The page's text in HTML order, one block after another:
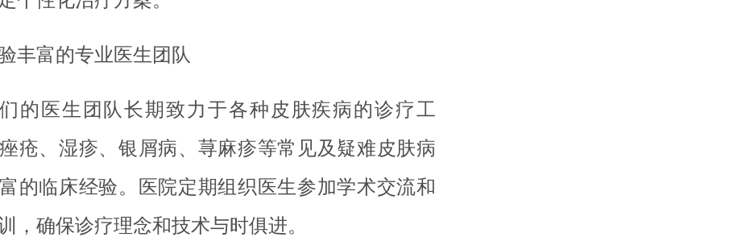
丰富的专业医生团队
的医生团队长期致力于各种皮肤疾病的诊疗工
疮、湿疹、银屑病、荨麻疹等常见及疑难皮肤病
的临床经验。医院定期组织医生参加学术交流和
，确保诊疗理念和技术与时俱进。